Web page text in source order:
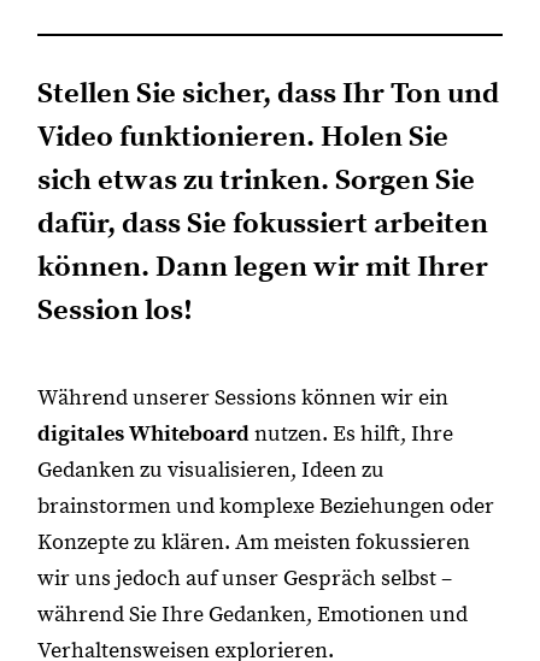
Stellen Sie sicher, dass Ihr Ton und
Video funktionieren. Holen Sie
sich etwas zu trinken. Sorgen Sie
dafür, dass Sie fokussiert arbeiten
können. Dann legen wir mit Ihrer
Session los!
Während unserer Sessions können wir ein
digitales Whiteboardnutzen. Es hilft, Ihre
Gedanken zu visualisieren, Ideen zu
brainstormen und komplexe Beziehungen oder
Konzepte zu klären. Am meisten fokussieren
wir uns jedoch auf unser Gespräch selbst –
während Sie Ihre Gedanken, Emotionen und
Verhaltensweisen explorieren.